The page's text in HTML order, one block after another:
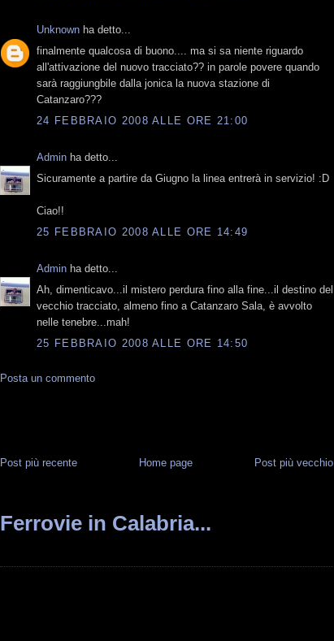
Unknown ha detto...
finalmente qualcosa di buono.... ma si sa niente riguardo
all'attivazione del nuovo tracciato?? in parole povere quando
sarà raggiungbile dalla jonica la nuova stazione di
Catanzaro???
24 FEBBRAIO 2008 ALLE ORE 21:00
Admin ha detto...
Sicuramente a partire da Giugno la linea entrerà in servizio! :D
Ciao!!
25 FEBBRAIO 2008 ALLE ORE 14:49
Admin ha detto...
Ah, dimenticavo...il mistero perdura fino alla fine...il destino del
vecchio tracciato, almeno fino a Catanzaro Sala, è avvolto
nelle tenebre...mah!
25 FEBBRAIO 2008 ALLE ORE 14:50
Posta un commento
Post più recente Post più vecchio
Home page
Ferrovie in Calabria...